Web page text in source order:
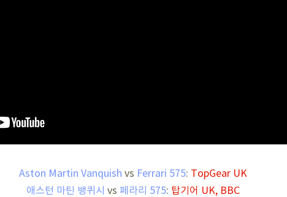
Aston Martin Vanquish vs Ferrari 575: TopGear UK
애스턴 마틴 뱅퀴시 vs 페라리 575: 탑기어 UK, BBC